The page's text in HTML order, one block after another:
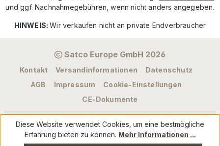
und ggf. Nachnahmegebühren, wenn nicht anders angegeben.
HINWEIS:Wir verkaufen nicht an private Endverbraucher
Satco Europe GmbH 2026
Kontakt Versandinformationen
Datenschutz
AGB
Impressum
Cookie-Einstellungen
CE-Dokumente
Diese Website verwendet Cookies, um eine bestmögliche
Erfahrung bieten zu können. Mehr Informationen ...